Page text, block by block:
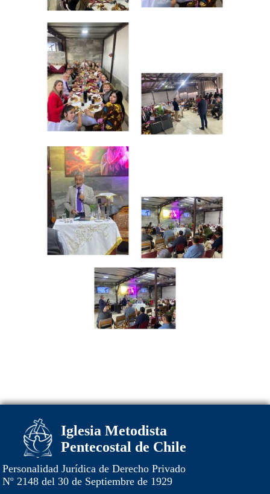
Iglesia Metodista
Pentecostal de Chile
Personalidad Jurídica de Derecho Privado
Nº 2148 del 30 de Septiembre de 1929